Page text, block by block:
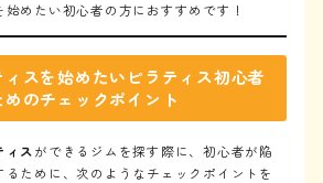
めたい初心者の方におすすめです！
スを始めたいピラティス初心者
のチェックポイント
ィスができるジムを探す際に、初心者が陥
るために、次のようなチェックポイントを